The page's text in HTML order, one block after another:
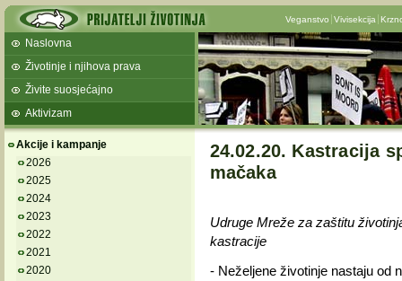
Veganstvo Vivisekcija
Naslovna
Životinje i njihova prava
Živite suosjećajno
Aktivizam
Akcije i kampanje
2026
2025
2024
2023
2022
2021
2020
24.02.20. Kastracija
mačaka
Udruge Mreže za zaštitu
kastracije
- Neželjene životinje nastaju od